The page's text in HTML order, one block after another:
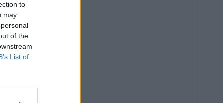
to
may
of the
List of